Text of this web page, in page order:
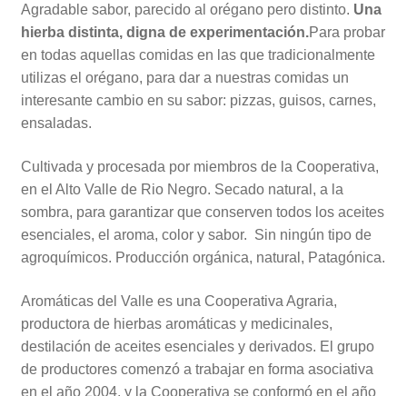
Agradable sabor, parecido al orégano pero distinto. Una
hierba distinta, digna de experimentación.Para probar
en todas aquellas comidas en las que tradicionalmente
utilizas el orégano, para dar a nuestras comidas un
interesante cambio en su sabor: pizzas, guisos, carnes,
ensaladas.
Cultivada y procesada por miembros de la Cooperativa,
en el Alto Valle de Rio Negro. Secado natural, a la
sombra, para garantizar que conserven todos los aceites
esenciales, el aroma, color y sabor. Sin ningún tipo de
agroquímicos. Producción orgánica, natural, Patagónica.
Aromáticas del Valle es una Cooperativa Agraria,
productora de hierbas aromáticas y medicinales,
destilación de aceites esenciales y derivados. El grupo
de productores comenzó a trabajar en forma asociativa
en el año 2004, y la Cooperativa se conformó en el año